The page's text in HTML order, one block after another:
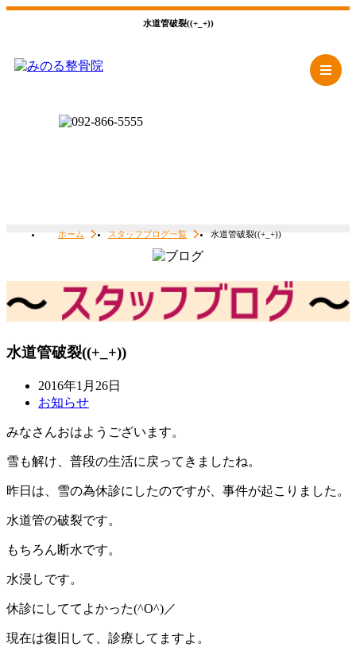
水道管破裂((+_+))
ホーム スタッフブログ一覧 水道管破裂((+_+))
水道管破裂((+_+))
2016年1月26日
お知らせ
みなさんおはようございます。
雪も解け、普段の生活に戻ってきましたね。
昨日は、雪の為休診にしたのですが、事件が起こりました。
水道管の破裂です。
もちろん断水です。
水浸しです。
休診にしててよかった(^O^)／
現在は復旧して、診療してますよ。